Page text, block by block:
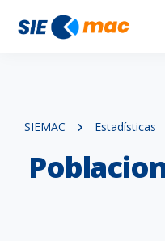
SIEMAC Estadísticas